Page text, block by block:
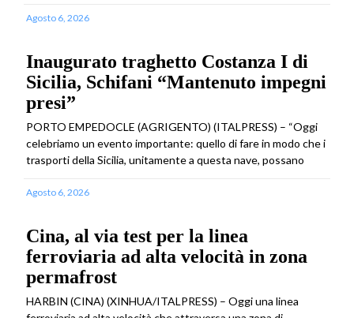
Agosto 6, 2026
Inaugurato traghetto Costanza I di
Sicilia, Schifani “Mantenuto impegni
presi”
PORTO EMPEDOCLE (AGRIGENTO) (ITALPRESS) – “Oggi
celebriamo un evento importante: quello di fare in modo che i
trasporti della Sicilia, unitamente a questa nave, possano
Agosto 6, 2026
Cina, al via test per la linea
ferroviaria ad alta velocità in zona
permafrost
HARBIN (CINA) (XINHUA/ITALPRESS) – Oggi una linea